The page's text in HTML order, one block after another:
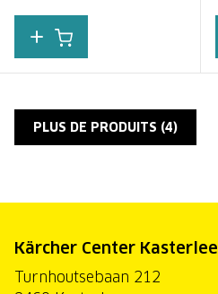
PLUS DE PRODUITS (4)
Kärcher Center Kasterlee
Turnhoutsebaan 212